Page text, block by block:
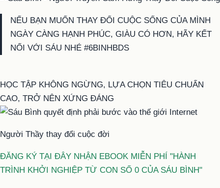
NẾU BẠN MUỐN THAY ĐỔI CUỘC SỐNG CỦA MÌNH
NGÀY CÀNG HẠNH PHÚC, GIÀU CÓ HƠN, HÃY KẾT
NỐI VỚI SÁU NHÉ #6BINHBDS
HỌC TẬP KHÔNG NGỪNG, LỰA CHỌN TIÊU CHUẨN
CAO, TRỞ NÊN XỨNG ĐÁNG
Người Thầy thay đổi cuộc đời
ĐĂNG KÝ TẠI ĐÂY NHẬN EBOOK MIỄN PHÍ "HÀNH
TRÌNH KHỞI NGHIỆP TỪ CON SỐ 0 CỦA SÁU BÌNH"